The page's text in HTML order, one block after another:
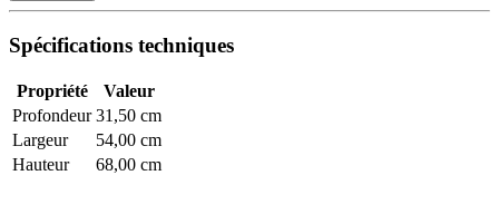
Spécifications techniques
Propriété
Valeur
Profondeur 31,50 cm
Largeur
54,00 cm
Hauteur
68,00 cm